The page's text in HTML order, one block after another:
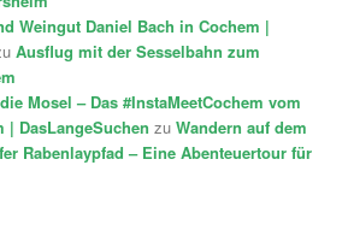
Weingut Daniel Bach in Cochem |
Ausflug mit der Sesselbahn zum
Mosel – Das #InstaMeetCochem vom
| DasLangeSuchen zuWandern auf dem
Rabenlaypfad – Eine Abenteuertour für